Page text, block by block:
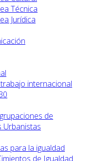
Técnica
Jurídica
internacional
de
Urbanistas
para la igualdad
de Igualdad